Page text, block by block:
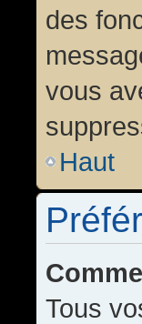
des
vous
Haut
Tous